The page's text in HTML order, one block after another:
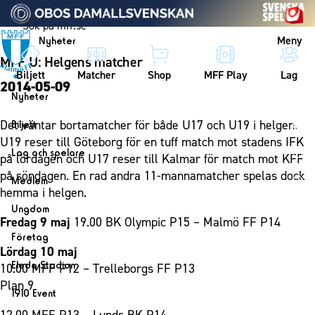
Vidare till innehållet
Nyheter Meny
Biljett Matcher Shop MFF Play Lag
Nyheter
Nyheter
Kalender
Biljett
Biljett
Årskort herr
Årskort dam
Mitt MFF
Biljetter till bortamatcher
Biljettvillkor
Lag och spelare
Lag
Herrlaget
Spelare
Ledarstab
Damlaget
Spelare
Ledarstab
Medlem
Medlemskap i Malmö FF
Årsmöte 2026
Ungdom
MFF Ungdom
Sommarfotboll
Skånecupen
Fotbollsskolan
Företag
Bli företagspartner
Nätverket
Eleda Stadion
Eleda Stadion
Erics Bar & Restaurang
1910 Event
MFF U: Helgens matcher
2014-05-09
Det väntar bortamatcher för både U17 och U19 i helgen.
U19 reser till Göteborg för en tuff match mot stadens IFK
på lördagen och U17 reser till Kalmar för match mot KFF
på söndagen. En rad andra 11-mannamatcher spelas dock
hemma i helgen.
Fredag 9 maj 19.00 BK Olympic P15 – Malmö FF P14
Lördag 10 maj
10.00 MFF P12 – Trelleborgs FF P13
Plan 9